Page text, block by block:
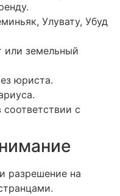
Улувату, Убуд
или земельный
юриста.
соответствии с
разрешение на